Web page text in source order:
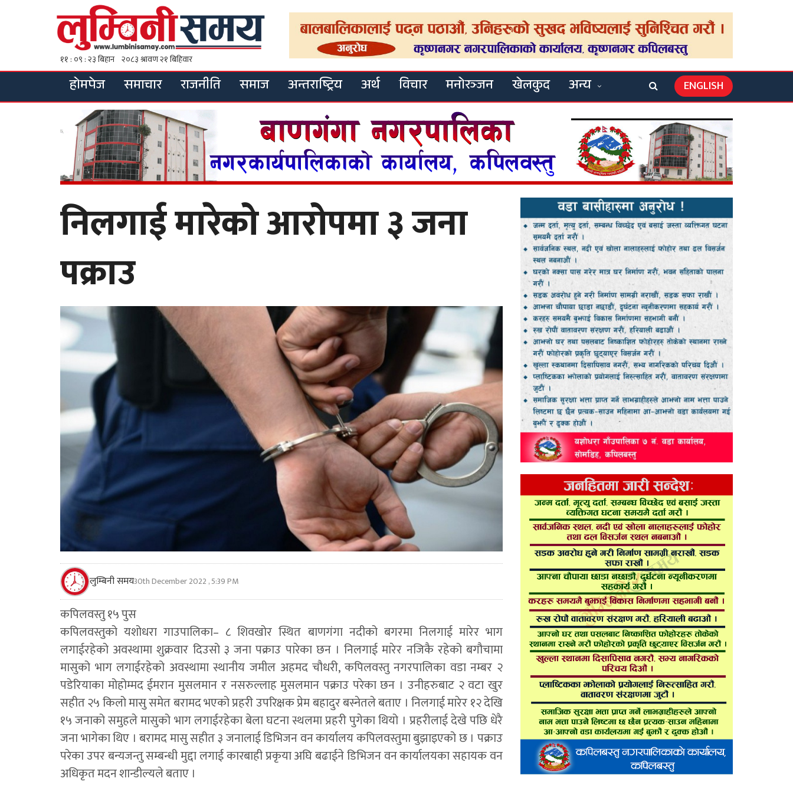
होमपेज समाचार राजनीति समाज अन्तराष्ट्रिय अर्थ विचार मनोरञ्जन खेलकुद अन्य ENGLISH
निलगाई मारेको आरोपमा ३ जना
पक्राउ
लुम्बिनी समय30th December 2022 , 5:39 PM
कपिलवस्तु १५ पुस
कपिलवस्तुको यशोधरा गाउपालिका– ८ शिवखोर स्थित बाणगंगा नदीको बगरमा निलगाई मारेर भाग
लगाईरहेको अवस्थामा शुक्रवार दिउसो ३ जना पक्राउ पारेका छन । निलगाई मारेर नजिकै रहेको बगौचामा
मासुको भाग लगाईरहेको अवस्थामा स्थानीय जमील अहमद चौधरी, कपिलवस्तु नगरपालिका वडा नम्बर २
पडेरियाका मोहोम्मद ईमरान मुसलमान र नसरुल्लाह मुसलमान पक्राउ परेका छन । उनीहरुबाट २ वटा खुर
सहीत २५ किलो मासु समेत बरामद भएको प्रहरी उपरिक्षक प्रेम बहादुर बस्नेतले बताए । निलगाई मारेर १२ देखि
१५ जनाको समुहले मासुको भाग लगाईरहेका बेला घटना स्थलमा प्रहरी पुगेका थियो । प्रहरीलाई देखे पछि धेरै
जना भागेका थिए । बरामद मासु सहीत ३ जनालाई डिभिजन वन कार्यालय कपिलवस्तुमा बुझाइएको छ । पक्राउ
परेका उपर बन्यजन्तु सम्बन्धी मुद्दा लगाई कारबाही प्रकृया अघि बढाईने डिभिजन वन कार्यालयका सहायक वन
अधिकृत मदन शान्डील्यले बताए ।